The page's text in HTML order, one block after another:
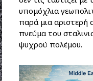
υπομόχλια
παρά μια αριστερή
πνεύμα του
ψυχρού πολέμου.